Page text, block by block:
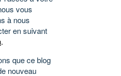
vous
à nous
en suivant
.
que ce blog
nouveau